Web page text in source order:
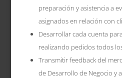
preparación y asistencia a
asignados en relación con
Desarrollar cada cuenta
realizando pedidos todos
Transmitir feedback del
de Desarrollo de Negocio y